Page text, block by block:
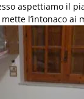
aspettiamo il
l’intonaco ai